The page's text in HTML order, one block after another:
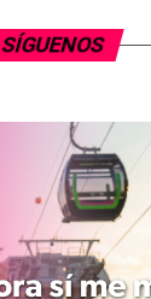
SÍGUENOS